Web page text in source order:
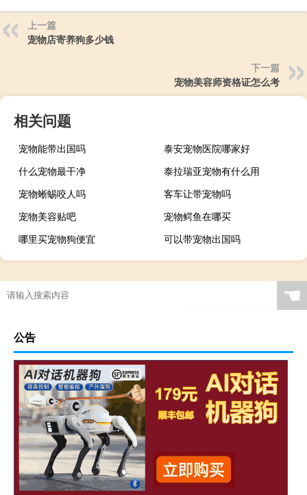
上一篇
宠物店寄养狗多少钱
下一篇
宠物美容师资格证怎么考
相关问题
宠物能带出国吗
泰安宠物医院哪家好
什么宠物最干净
泰拉瑞亚宠物有什么用
宠物蜥蜴咬人吗
客车让带宠物吗
宠物美容贴吧
宠物鳄鱼在哪买
哪里买宠物狗便宜
可以带宠物出国吗
☚
公告